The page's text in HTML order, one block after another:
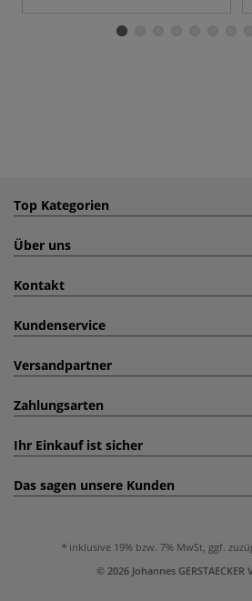
Top Kategorien
Über uns
Kontakt
Kundenservice
Versandpartner
Zahlungsarten
Ihr Einkauf ist sicher
Das sagen unsere Kunden
inklusive 19% bzw. 7% MwSt, ggf.
© 2026 Johannes GERSTAECKER